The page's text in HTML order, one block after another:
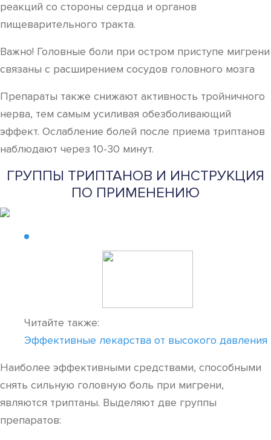
реакций со стороны сердца и органов
пищеварительного тракта.
Важно! Головные боли при остром приступе мигрени
связаны с расширением сосудов головного мозга
Препараты также снижают активность тройничного
нерва, тем самым усиливая обезболивающий
эффект. Ослабление болей после приема триптанов
наблюдают через 10-30 минут.
ГРУППЫ ТРИПТАНОВ И ИНСТРУКЦИЯ
ПО ПРИМЕНЕНИЮ
Читайте также:
Эффективные лекарства от высокого давления
Наиболее эффективными средствами, способными
снять сильную головную боль при мигрени,
являются триптаны. Выделяют две группы
препаратов: